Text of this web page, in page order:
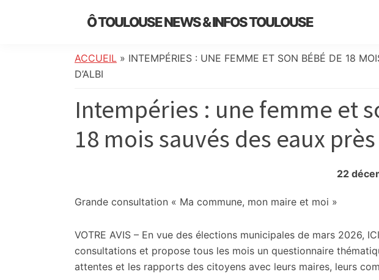
Ô TOULOUSE NEWS & INFOS TOULOUSE
de
l’actualité
info
locale,
société,
météo,
ACCUEIL » INTEMPÉRIES : UNE FEMME ET SON BÉBÉ DE 18
D’ALBI
Intempéries : une femme et
18 mois sauvés des eaux près
22
Grande consultation « Ma commune, mon maire et moi »
VOTRE AVIS – En vue des élections municipales de mars 2026,
consultations et propose tous les mois un questionnaire
attentes et les rapports des citoyens avec leurs maires, leurs